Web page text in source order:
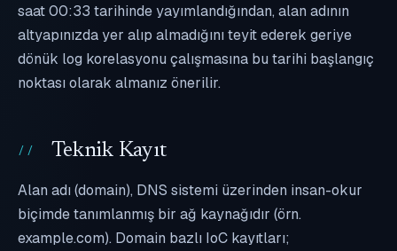
saat 00:33 tarihinde yayımlandığından, alan adının
altyapınızda yer alıp almadığını teyit ederek geriye
dönük log korelasyonu çalışmasına bu tarihi başlangıç
noktası olarak almanız önerilir.
Teknik Kayıt
Alan adı (domain), DNS sistemi üzerinden insan-okur
biçimde tanımlanmış bir ağ kaynağıdır (örn.
example.com). Domain bazlı IoC kayıtları;